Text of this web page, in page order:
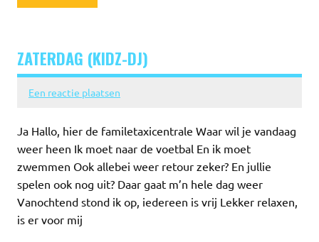
ZATERDAG (KIDZ-DJ)
Een reactie plaatsen
Ja Hallo, hier de familetaxicentrale Waar wil je vandaag
weer heen Ik moet naar de voetbal En ik moet
zwemmen Ook allebei weer retour zeker? En jullie
spelen ook nog uit? Daar gaat m’n hele dag weer
Vanochtend stond ik op, iedereen is vrij Lekker relaxen,
is er voor mij